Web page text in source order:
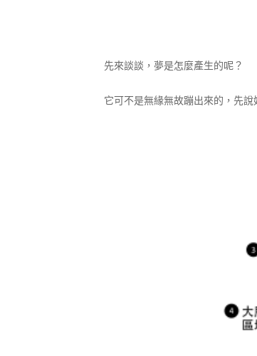
先來談談，夢是怎麼產生的呢？
它可不是無緣無故蹦出來的，先